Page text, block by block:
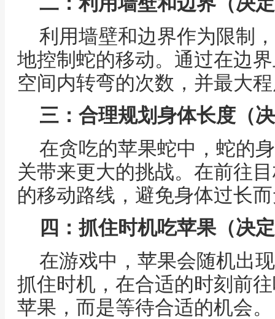
利用墙壁和边界作为限制
地控制蛇的移动。通过在边
空间内转弯的次数，并最大
三：合理规划身体长度（
在贪吃的苹果蛇中，蛇的
关带来更大的挑战。在前往
的移动路线，避免身体过长
四：抓住时机吃苹果（决
在游戏中，苹果会随机出
抓住时机，在合适的时刻前
苹果，而是等待合适的机会。